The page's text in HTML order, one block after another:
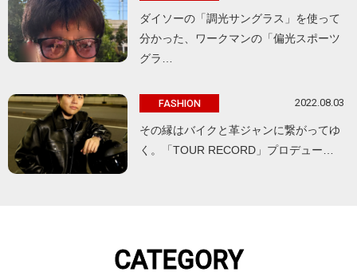
ダイソーの「調光サングラス」を使って
分かった、ワークマンの「偏光スポーツ
グラ…
FASHION 2022.08.03
その縁はバイクと革ジャンに繋がってゆ
く。「TOUR RECORD」プロデュー…
CATEGORY